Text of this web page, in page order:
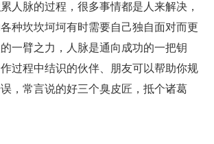
人脉的过程，很多事情都是人来解决，
种坎坎坷坷有时需要自己独自面对而更
一臂之力，人脉是通向成功的一把钥
过程中结识的伙伴、朋友可以帮助你规
，常言说的好三个臭皮匠，抵个诸葛